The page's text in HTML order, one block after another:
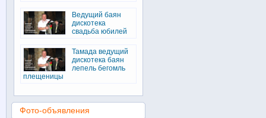
Ведущий баян
дискотека
свадьба юбилей
Тамада ведущий
дискотека баян
лепель бегомль
плещеницы
Фото-объявления